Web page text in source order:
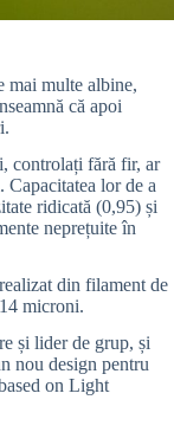
mai multe albine,
că apoi
controlați fără fir, ar
lor de a
ridicată (0,95) și
neprețuite în
din filament de
microni.
și lider de grup, și
nou design pentru
on Light